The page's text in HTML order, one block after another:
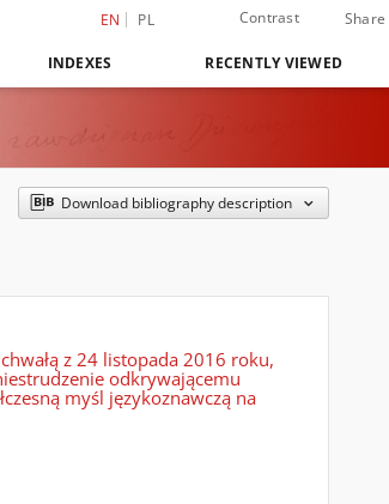
EN PL Contrast Share
INDEXES RECENTLY VIEWED
Download bibliography description
z 24 listopada 2016 roku,
odkrywającemu
myśl językoznawczą na